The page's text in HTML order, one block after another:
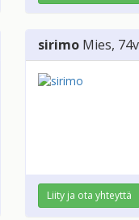
sirimo Mies, 74v
Liity ja ota yhteyttä